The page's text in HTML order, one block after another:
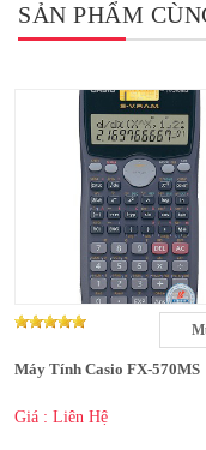
SẢN PHẨM
Máy Tính Casio FX-570MS
Giá : Liên Hệ